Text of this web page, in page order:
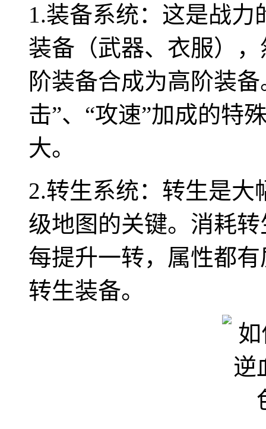
1.装备系统：这是战
装备（武器、衣服）
阶装备合成为高阶装
击”、“攻速”加成的特
大。
2.转生系统：转生是
级地图的关键。消耗
每提升一转，属性都
转生装备。